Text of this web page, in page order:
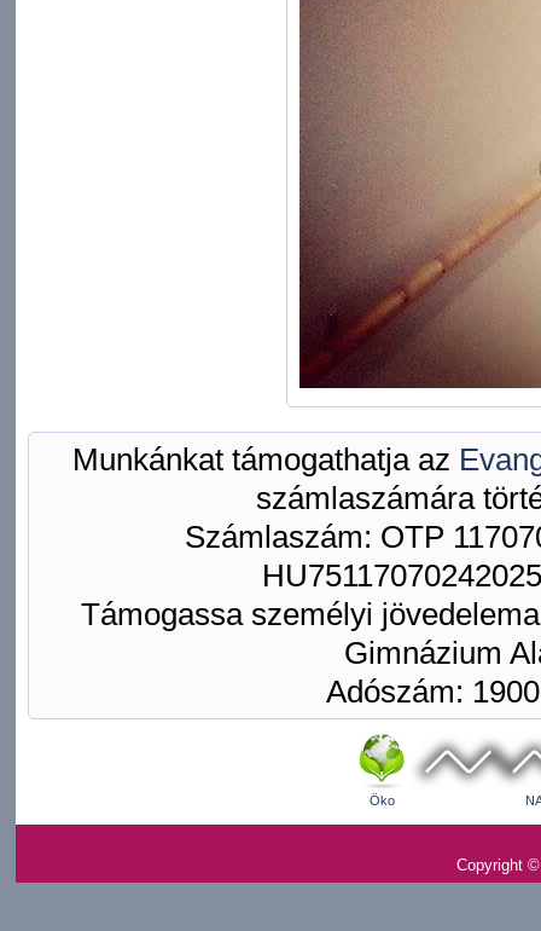
Munkánkat támogathatja az
számlaszámára
Számlaszám: OTP
Támogassa személyi
Gimnázium
Adószám:
Öko
Copyright